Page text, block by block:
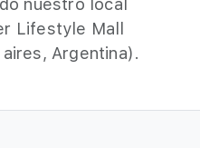
nuestro local
Lifestyle Mall
Argentina).